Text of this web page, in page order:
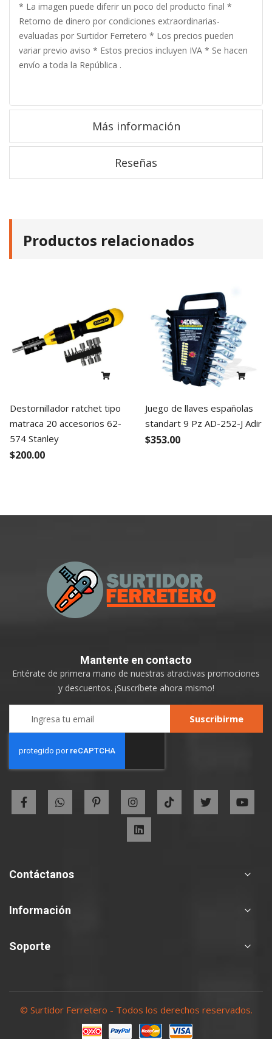
* La imagen puede diferir un poco del producto final *
Retorno de dinero por condiciones extraordinarias-
evaluadas por Surtidor Ferretero * Los precios pueden
variar previo aviso * Estos precios incluyen IVA * Se hacen
envío a toda la República .
Más información
Reseñas
Productos relacionados
Destornillador ratchet tipo
matraca 20 accesorios 62-
574 Stanley
$200.00
Juego de llaves españolas
standart 9 Pz AD-252-J Adir
$353.00
Contáctanos
Información
Soporte
Mantente en contacto
Entérate de primera mano de nuestras atractivas promociones
y descuentos. ¡Suscríbete ahora mismo!
Newsletter:
Suscribirme
© Surtidor Ferretero - Todos los derechos reservados.